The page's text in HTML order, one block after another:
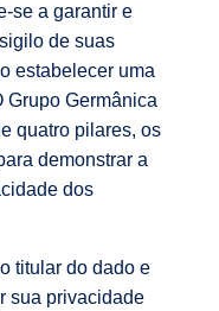
se a garantir e
de suas
estabelecer uma
Grupo Germânica
quatro pilares, os
demonstrar a
dos
titular do dado e
sua privacidade